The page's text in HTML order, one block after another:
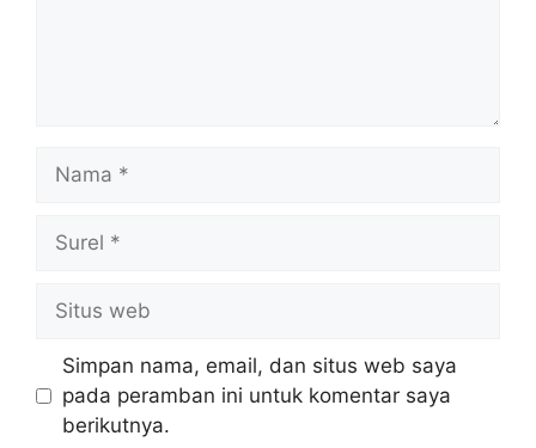
web
Simpan nama, email, dan situs web saya
pada peramban ini untuk komentar saya
berikutnya.